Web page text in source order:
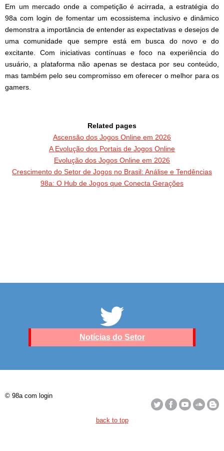
Em um mercado onde a competição é acirrada, a estratégia do
98a com login de fomentar um ecossistema inclusivo e dinâmico
demonstra a importância de entender as expectativas e desejos de
uma comunidade que sempre está em busca do novo e do
excitante. Com iniciativas contínuas e foco na experiência do
usuário, a plataforma não apenas se destaca por seu conteúdo,
mas também pelo seu compromisso em oferecer o melhor para os
gamers.
Related pages
Ascensão dos Jogos Online em 2026
A Evolução dos Portais de Jogos Online
Evolução dos Jogos Online em 2026
Crescimento do Setor de Jogos no Brasil: Análise e Tendências
98a: O Hub de Jogos que Conecta Gerações
Notícias do Setor
© 98a com login
back to top